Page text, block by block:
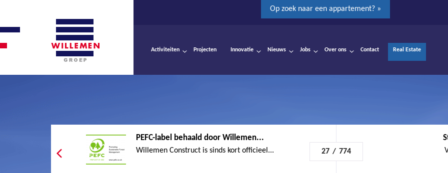
Op zoek naar een appartement? »
Activiteiten Projecten Innovatie Nieuws Jobs Over ons Contact Real Estate
PEFC-label behaald door Willemen...
Willemen Construct is sinds kort officieel... 27 / 774